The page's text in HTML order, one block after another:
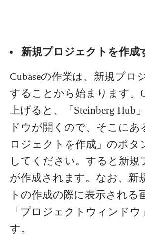
新規プロジェクトを作成
Cubaseの作業は、新規プロ
することから始まります。
上げると、「Steinberg Hub
ドウが開くので、そこにあ
ロジェクトを作成」のボタ
してください。すると新規
が作成されます。 なお、新
トの作成の際に表示される
「プロジェクトウィンドウ
す。